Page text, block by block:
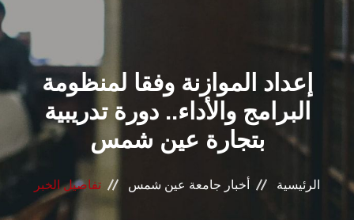
القطاعـات
الشئون الأكاديمية
البحث العلمي
المراكز والوحدات
إعداد الموازنة وفقا لمنظومة
البرامج والأداء.. دورة تدريبية
بتجارة عين شمس
الرئيسية أخبار جامعة عين شمس تفاصيل الخبر